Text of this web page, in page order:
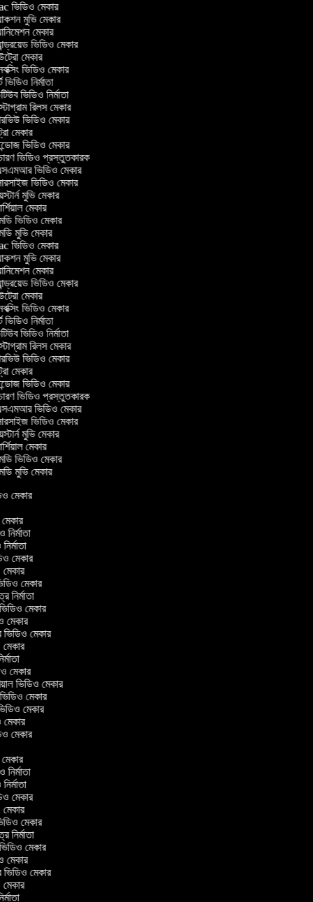
ভিডিও মেকার
মুভি মেকার
মেকার
ভিডিও মেকার
মেকার
ভিডিও মেকার
নির্মাতা
ভিডিও নির্মাতা
রিলস মেকার
ভিডিও মেকার
মেকার
ভিডিও মেকার
ভিডিও প্রস্তুতকারক
ভিডিও মেকার
ভিডিও মেকার
মুভি মেকার
মেকার
ভিডিও মেকার
মুভি মেকার
ভিডিও মেকার
মুভি মেকার
মেকার
ভিডিও মেকার
মেকার
ভিডিও মেকার
নির্মাতা
ভিডিও নির্মাতা
রিলস মেকার
ভিডিও মেকার
মেকার
ভিডিও মেকার
ভিডিও প্রস্তুতকারক
ভিডিও মেকার
ভিডিও মেকার
মুভি মেকার
মেকার
ভিডিও মেকার
মুভি মেকার
মেকার
মেকার
নির্মাতা
মেকার
মেকার
মেকার
নির্মাতা
ভিডিও মেকার
মেকার
ভিডিও মেকার
মেকার
মেকার
ভিডিও মেকার
মেকার
মেকার
মেকার
মেকার
মেকার
নির্মাতা
মেকার
মেকার
মেকার
নির্মাতা
ভিডিও মেকার
মেকার
ভিডিও মেকার
মেকার